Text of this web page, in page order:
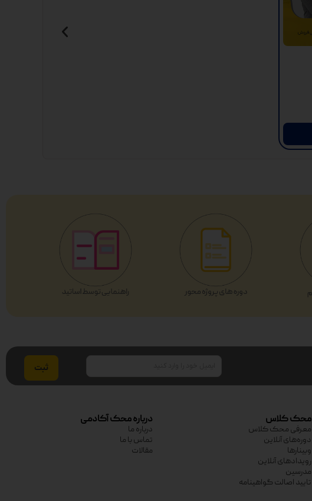
محک کلاس
معرفی محک کلاس
دوره‌های آنلاین
وبینارها
رویدادهای آنلاین
مدرسین
تایید اصالت گواهینامه
درباره محک آکادمی
درباره ما
تماس با ما
مقالات